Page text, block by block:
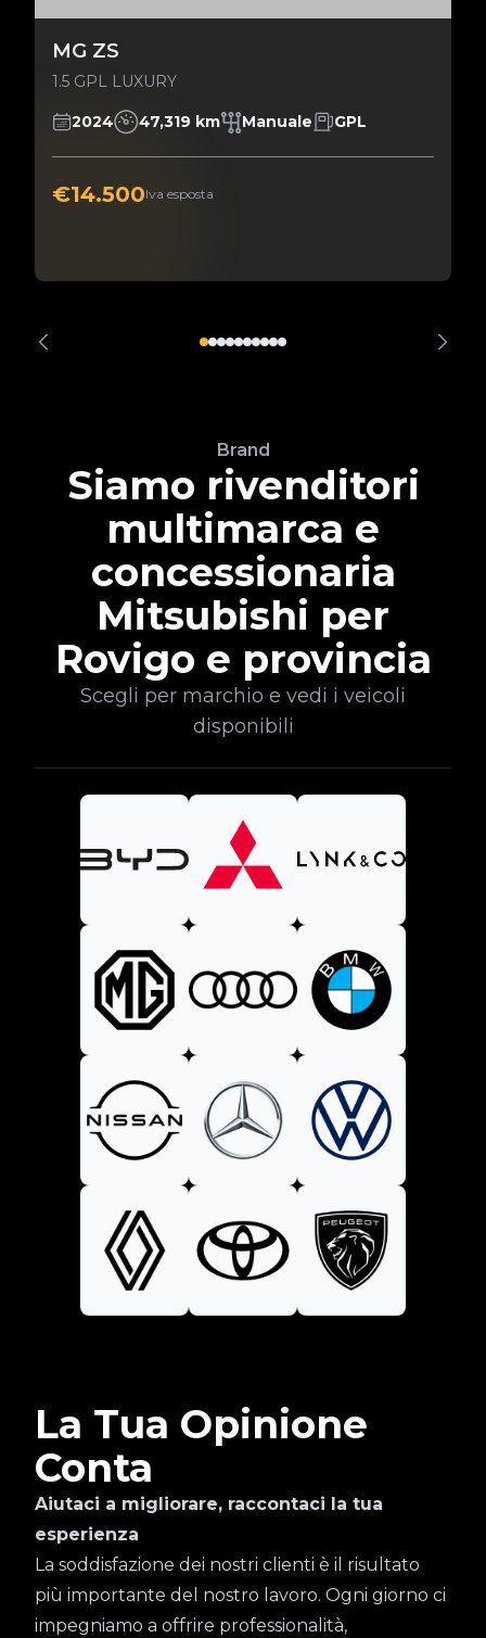
MG ZS
1.5 GPL LUXURY
2024 47,319 km Manuale GPL
€14.500Iva esposta
Brand
Siamo rivenditori
multimarca e
concessionaria
Mitsubishi per
Rovigo e provincia
Scegli per marchio e vedi i veicoli
disponibili
La Tua Opinione
Conta
Aiutaci a migliorare, raccontaci la tua
esperienza
La soddisfazione dei nostri clienti è il risultato
più importante del nostro lavoro. Ogni giorno ci
impegniamo a offrire professionalità,